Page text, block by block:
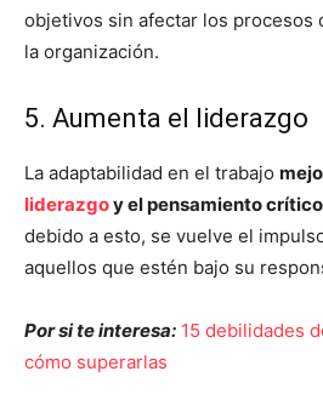
objetivos sin afectar los procesos
la organización.
5. Aumenta el liderazgo
La adaptabilidad en el trabajo
liderazgoy el pensamiento
debido a esto, se vuelve el
aquellos que estén bajo su
Por si te interesa: 15 debilidades
cómo superarlas